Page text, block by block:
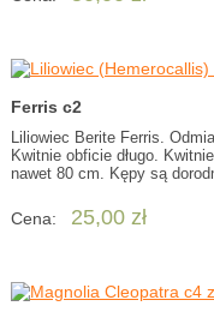
Ferris c2
Liliowiec Berite Ferris.
Kwitnie obficie długo.
nawet 80 cm. Kępy są
Cena: 25,00 zł